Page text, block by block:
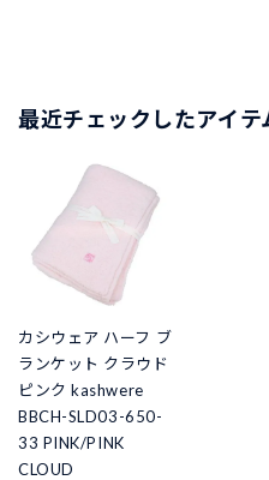
最近チェックしたアイテ
カシウェア ハーフ ブ
ランケット クラウド
ピンク kashwere
BBCH-SLD03-650-
33 PINK/PINK
CLOUD